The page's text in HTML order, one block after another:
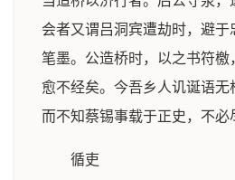
会者又谓吕洞宾遭劫时，避于
笔墨。公造桥时，以之书符檄
愈不经矣。今吾乡人讥诞语无
而不知蔡锡事载于正史，不必
循吏